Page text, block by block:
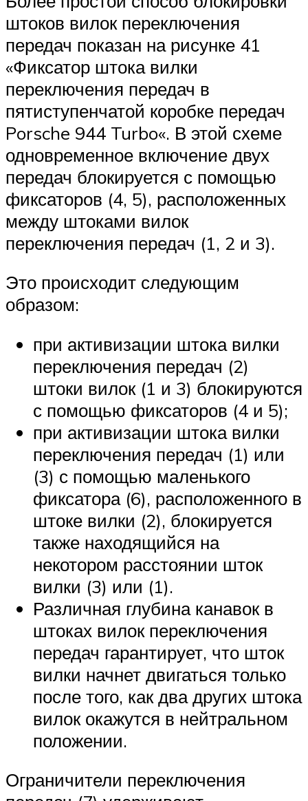
штоков ви­лок переключения
передач показан на рисунке 41
«Фиксатор штока вилки
переключения передач в
пятиступенчатой коробке передач
Porsche 944 Turbo«. В этой схеме
одновременное включение двух
передач блокируется с помощью
фиксато­ров (4, 5), расположенных
между штоками вилок
переключения передач (1, 2 и 3).
Это происходит следующим
образом:
при активизации штока вилки
переключения передач (2)
штоки вилок (1 и 3) блокируются
с помощью фиксаторов (4 и 5);
при активизации штока вилки
переключения передач (1) или
(3) с помощью маленько­го
фиксатора (6), расположенного в
штоке вилки (2), блокируется
также находящийся на
некотором расстоянии шток
вилки (3) или (1).
Различная глубина канавок в
штоках вилок переключения
передач гарантирует, что шток
вилки начнет двигаться только
после того, как два других штока
вилок окажутся в нейтральном
положении.
Ограничители переключения